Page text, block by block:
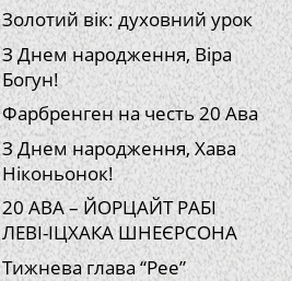
Золотий вік: духовний урок
З Днем народження, Віра
Богун!
Фарбренген на честь 20 Ава
З Днем народження, Хава
Ніконьонок!
20 АВА – ЙОРЦАЙТ РАБІ
ЛЕВІ-ІЦХАКА ШНЕЄРСОНА
Тижнева глава “Рее”